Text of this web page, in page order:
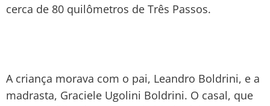
cerca de 80 quilômetros de Três Passos.
A criança morava com o pai, Leandro Boldrini, e a
madrasta, Graciele Ugolini Boldrini. O casal, que